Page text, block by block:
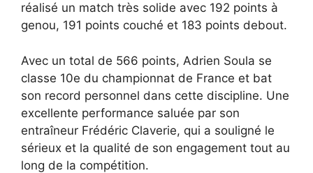
réalisé un match très solide avec 192 points à
genou, 191 points couché et 183 points debout.
Avec un total de 566 points, Adrien Soula se
classe 10e du championnat de France et bat
son record personnel dans cette discipline. Une
excellente performance saluée par son
entraîneur Frédéric Claverie, qui a souligné le
sérieux et la qualité de son engagement tout au
long de la compétition.